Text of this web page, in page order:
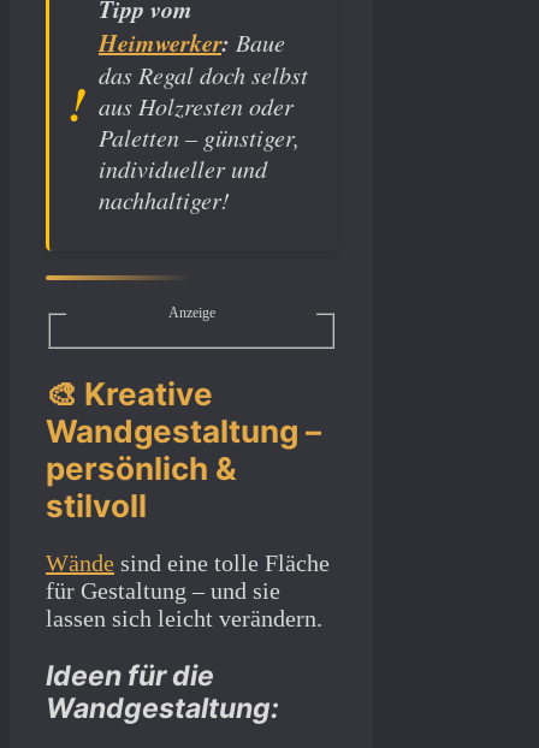
Tipp vom
Heimwerker: Baue
das Regal doch selbst
aus Holzresten oder
Paletten – günstiger,
individueller und
nachhaltiger!
Anzeige
🎨 Kreative
Wandgestaltung –
persönlich &
stilvoll
Wände sind eine tolle Fläche
für Gestaltung – und sie
lassen sich leicht verändern.
Ideen für die
Wandgestaltung: